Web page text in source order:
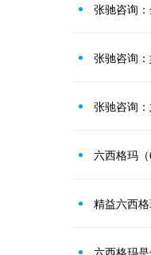
张驰咨询
张驰咨询
张驰咨询
六西格玛
精益六西